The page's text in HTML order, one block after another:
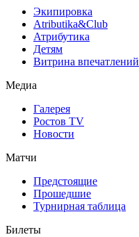
Экипировка
Atributika&Club
Атрибутика
Детям
Витрина впечатлений
Медиа
Галерея
Ростов TV
Новости
Матчи
Предстоящие
Прошедшие
Турнирная таблица
Билеты